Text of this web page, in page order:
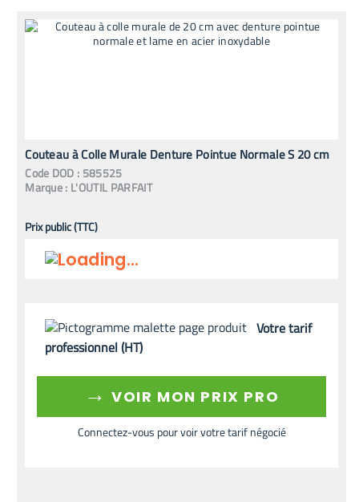
Couteau à Colle Murale Denture Pointue Normale S 20 cm
Code DOD : 585525
Marque : L'OUTIL PARFAIT
Prix public (TTC)
Votre tarif
professionnel (HT)
→ VOIR MON PRIX PRO
Connectez-vous pour voir votre tarif négocié